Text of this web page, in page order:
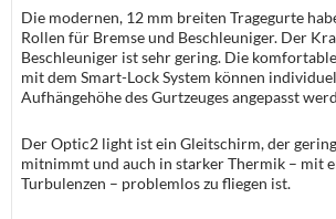
Die modernen, 12 mm breiten Tragegurte
Rollen für Bremse und Beschleuniger. Der
Beschleuniger ist sehr gering. Die
mit dem Smart-Lock System können
Aufhängehöhe des Gurtzeuges angepasst
Der Optic2 light ist ein Gleitschirm, der
mitnimmt und auch in starker Thermik – mit
Turbulenzen – problemlos zu fliegen ist.